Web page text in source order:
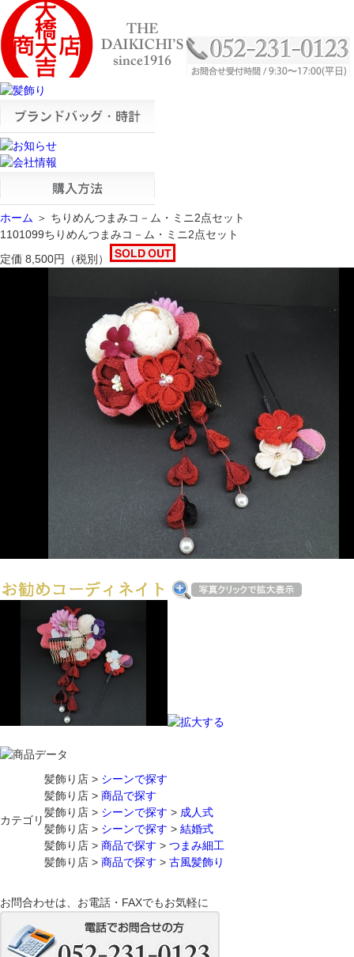
ホーム ＞ ちりめんつまみコ－ム・ミニ2点セット
1101099ちりめんつまみコ－ム・ミニ2点セット
定価 8,500円 （税別）
カテゴリ
髪飾り店 > シーンで探す
髪飾り店 > 商品で探す
髪飾り店 > シーンで探す > 成人式
髪飾り店 > シーンで探す > 結婚式
髪飾り店 > 商品で探す > つまみ細工
髪飾り店 > 商品で探す > 古風髪飾り
お問合わせは、お電話・FAXでもお気軽に